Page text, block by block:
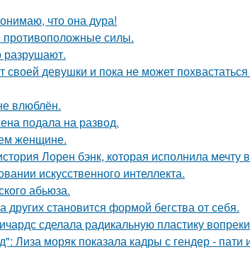
что она дура!
противоположные силы.
разрушают.
своей девушки и пока не может
влюблён.
подала на развод.
женщине.
Лорен бэнк, которая исполнила мечту
искусственного интеллекта.
абьюза.
других становится формой бегства от себя.
сделала радикальную пластику
моряк показала кадры с гендер - пати